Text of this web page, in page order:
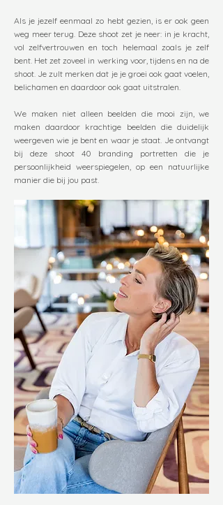
Als je jezelf eenmaal zo hebt gezien, is er ook geen
weg meer terug. Deze shoot zet je neer: in je kracht,
vol zelfvertrouwen en toch helemaal zoals je zelf
bent. Het zet zoveel in werking voor, tijdens en na de
shoot. Je zult merken dat je je groei ook gaat voelen,
belichamen en daardoor ook gaat uitstralen.
We maken niet alleen beelden die mooi zijn, we
maken daardoor krachtige beelden die duidelijk
weergeven wie je bent en waar je staat. Je ontvangt
bij deze shoot 40 branding portretten die je
persoonlijkheid weerspiegelen, op een natuurlijke
manier die bij jou past.